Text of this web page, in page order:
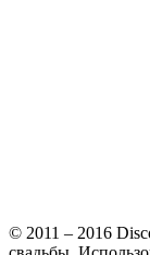
© 2011 – 2016